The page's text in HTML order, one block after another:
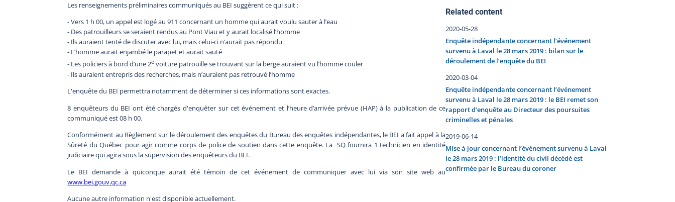
Les renseignements préliminaires communiqués au BEI suggèrent ce qui suit :
- Vers 1 h 00, un appel est logé au 911 concernant un homme qui aurait voulu sauter à l’eau
- Des patrouilleurs se seraient rendus au Pont Viau et y aurait localisé l’homme
- Ils auraient tenté de discuter avec lui, mais celui-ci n’aurait pas répondu
- L’homme aurait enjambé le parapet et aurait sauté
- Les policiers à bord d’une 2e voiture patrouille se trouvant sur la berge auraient vu l’homme couler
- Ils auraient entrepris des recherches, mais n’auraient pas retrouvé l’homme
L'enquête du BEI permettra notamment de déterminer si ces informations sont exactes.
8 enquêteurs du BEI ont été chargés d'enquêter sur cet événement et l’heure d’arrivée prévue (HAP) à la publication de ce
communiqué est 08 h 00.
Conformément au Règlement sur le déroulement des enquêtes du Bureau des enquêtes indépendantes, le BEI a fait appel à la
Sûreté du Québec pour agir comme corps de police de soutien dans cette enquête. La SQ fournira 1 technicien en identité
judiciaire qui agira sous la supervision des enquêteurs du BEI.
Le BEI demande à quiconque aurait été témoin de cet événement de communiquer avec lui via son site web au
www.bei.gouv.qc.ca
Aucune autre information n'est disponible actuellement.
Related content
2020-05-28
Enquête indépendante concernant l’événement
survenu à Laval le 28 mars 2019 : bilan sur le
déroulement de l’enquête du BEI
2020-03-04
Enquête indépendante concernant l’événement
survenu à Laval le 28 mars 2019 : le BEI remet son
rapport d’enquête au Directeur des poursuites
criminelles et pénales
2019-06-14
Mise à jour concernant l’événement survenu à Laval
le 28 mars 2019 : l’identité du civil décédé est
confirmée par le Bureau du coroner